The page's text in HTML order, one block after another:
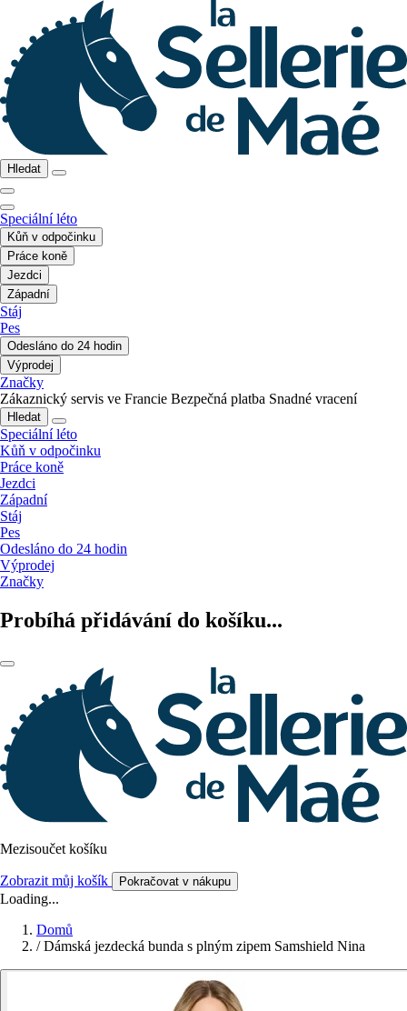
Hledat
Speciální léto
Kůň v odpočinku
Práce koně
Jezdci
Západní
Stáj
Pes
Odesláno do 24 hodin
Výprodej
Značky
Zákaznický servis ve Francie Bezpečná platba Snadné vracení
Hledat
Speciální léto
Kůň v odpočinku
Práce koně
Jezdci
Západní
Stáj
Pes
Odesláno do 24 hodin
Výprodej
Značky
Probíhá přidávání do košíku...
Mezisoučet košíku
Zobrazit můj košík Pokračovat v nákupu
Loading...
Domů
/ Dámská jezdecká bunda s plným zipem Samshield Nina